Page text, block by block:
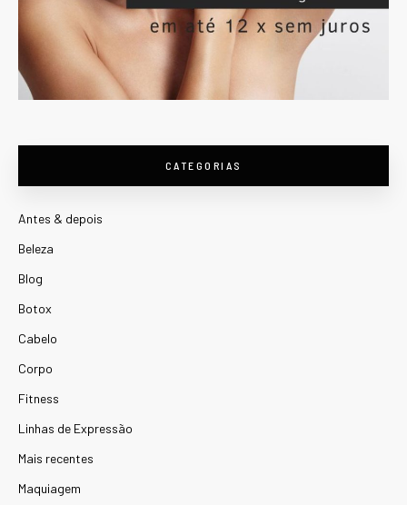
CATEGORIAS
Antes & depois
Beleza
Blog
Botox
Cabelo
Corpo
Fitness
Linhas de Expressão
Mais recentes
Maquiagem